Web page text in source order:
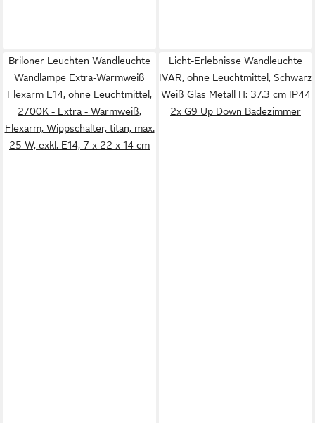
Briloner Leuchten Wandleuchte
Wandlampe Extra-Warmweiß
Flexarm E14, ohne Leuchtmittel,
2700K - Extra - Warmweiß,
Flexarm, Wippschalter, titan, max.
25 W, exkl. E14, 7 x 22 x 14 cm
Licht-Erlebnisse Wandleuchte
IVAR, ohne Leuchtmittel, Schwarz
Weiß Glas Metall H: 37.3 cm IP44
2x G9 Up Down Badezimmer